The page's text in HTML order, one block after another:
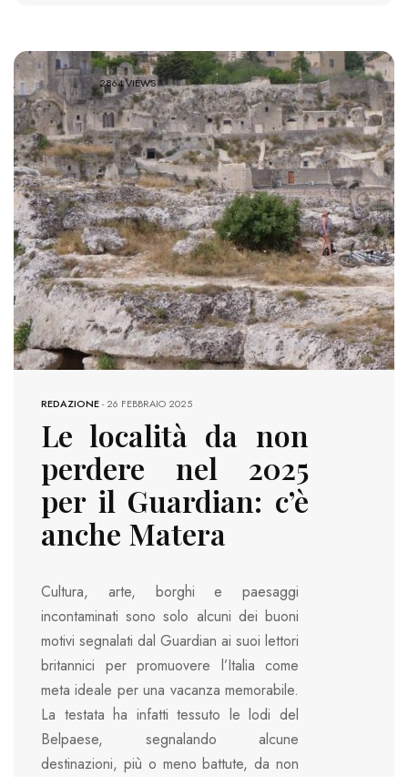
2864 VIEWS
REDAZIONE-26 FEBBRAIO 2025
Le località da non
perdere nel 2025
per il Guardian: c’è
anche Matera
Cultura, arte, borghi e paesaggi
incontaminati sono solo alcuni dei buoni
motivi segnalati dal Guardian ai suoi lettori
britannici per promuovere l’Italia come
meta ideale per una vacanza memorabile.
La testata ha infatti tessuto le lodi del
Belpaese, segnalando alcune
destinazioni, più o meno battute, da non